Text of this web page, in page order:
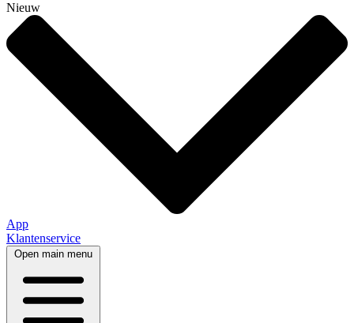
Nieuw
App
Klantenservice
Open main menu